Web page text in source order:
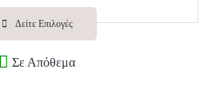
н
а
0
Δείτε Επιλογές
Σε Απόθεμα